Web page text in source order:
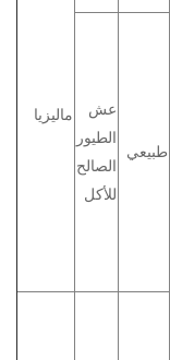
ماليزيا
عش
الطيور
الصالح
للأكل
طبيعي